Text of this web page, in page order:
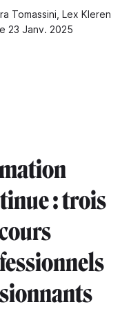
Tomassini, Lex Kleren
23 Janv. 2025
: trois